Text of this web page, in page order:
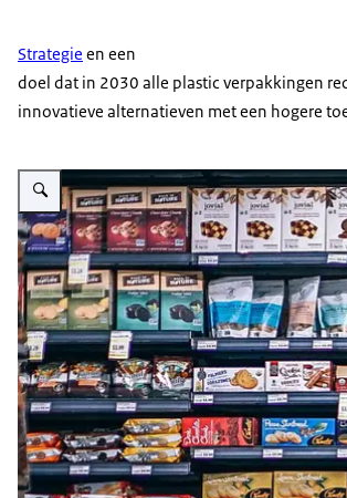
Strategie en een
doel dat in 2030 alle plastic verpakkingen
innovatieve alternatieven met een hogere
Vergroot afbeelding Circulaire landbouw